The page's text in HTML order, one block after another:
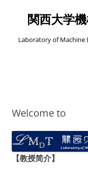
関西大学
Laboratory of Machine
Welcome to
【教授简介】